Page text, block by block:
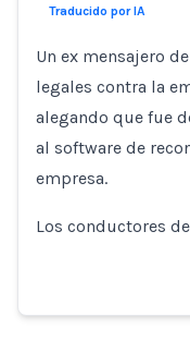
Traducido por IA
Un ex mensajero
legales contra la
alegando que fue
al software de
empresa.
Los conductores